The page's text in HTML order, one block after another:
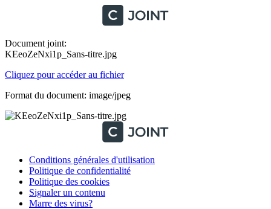
Document joint:
KEeoZeNxi1p_Sans-titre.jpg
Cliquez pour accéder au fichier
Format du document: image/jpeg
Conditions générales d'utilisation
Politique de confidentialité
Politique des cookies
Signaler un contenu
Marre des virus?